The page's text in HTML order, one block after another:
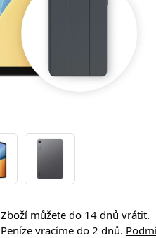
Zboží můžete do 14 dnů vrátit.
Peníze vracíme do 2 dnů.